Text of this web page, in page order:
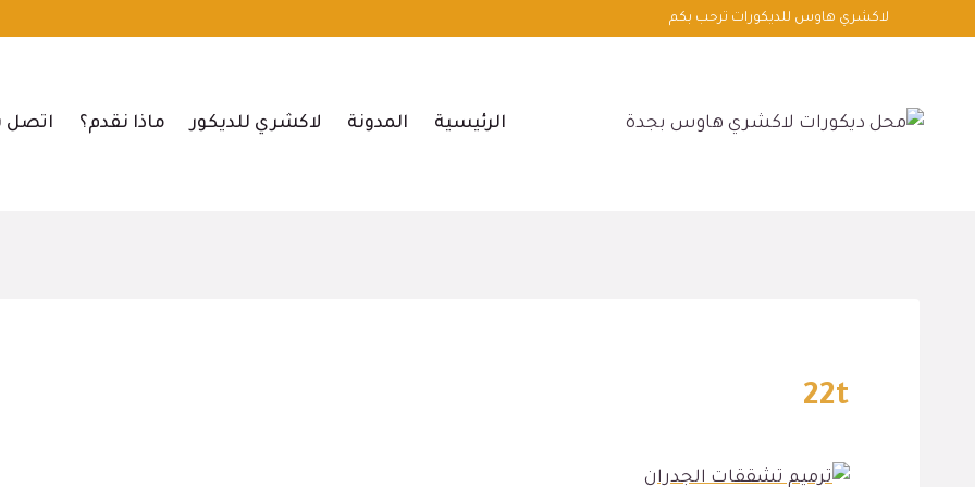
لاكشري هاوس للديكورات ترحب بكم
الرئيسية المدونة لاكشري للديكور ماذا نقدم؟ اتصل
22t